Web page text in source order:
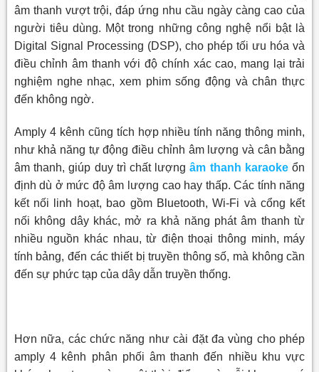
âm thanh vượt trội, đáp ứng nhu cầu ngày càng cao của
người tiêu dùng. Một trong những công nghệ nổi bật là
Digital Signal Processing (DSP), cho phép tối ưu hóa và
điều chỉnh âm thanh với độ chính xác cao, mang lại trải
nghiệm nghe nhạc, xem phim sống động và chân thực
đến không ngờ.
Amply 4 kênh cũng tích hợp nhiều tính năng thông minh,
như khả năng tự động điều chỉnh âm lượng và cân bằng
âm thanh, giúp duy trì chất lượngâm thanh karaokeổn
định dù ở mức độ âm lượng cao hay thấp. Các tính năng
kết nối linh hoạt, bao gồm Bluetooth, Wi-Fi và cổng kết
nối không dây khác, mở ra khả năng phát âm thanh từ
nhiều nguồn khác nhau, từ điện thoại thông minh, máy
tính bảng, đến các thiết bị truyền thông số, mà không cần
đến sự phức tạp của dây dẫn truyền thống.
Hơn nữa, các chức năng như cài đặt đa vùng cho phép
amply 4 kênh phân phối âm thanh đến nhiều khu vực